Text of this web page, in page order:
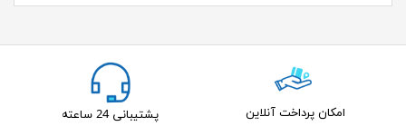
امکان پرداخت آنلاین پشتیبانی 24 ساعته